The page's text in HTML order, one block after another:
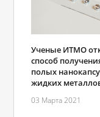
Ученые ИТМО
способ
полых
жидких
03 Марта 2021